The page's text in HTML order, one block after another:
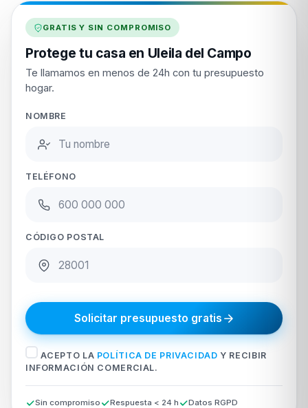
GRATIS Y SIN COMPROMISO
Protege tu casa en Uleila del Campo
Te llamamos en menos de 24h con tu presupuesto
hogar.
NOMBRE
TELÉFONO
CÓDIGO POSTAL
Solicitar presupuesto gratis
ACEPTO LA POLÍTICA DE PRIVACIDAD Y RECIBIR
INFORMACIÓN COMERCIAL.
Sin compromiso Respuesta < 24 h Datos RGPD